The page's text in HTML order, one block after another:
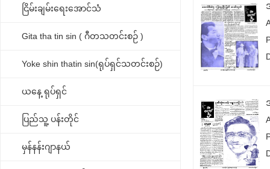
ငြိမ်းချမ်းရေးအောင်သံ
Gita tha tin sin ( ဂီတသတင်းစဉ် )
Yoke shin thatin sin(ရုပ်ရှင်သတင်းစဉ်)
ယနေ့ ရုပ်ရှင်
ပြည်သူ့ ပန်းတိုင်
မှန်နန်းဂျာနယ်